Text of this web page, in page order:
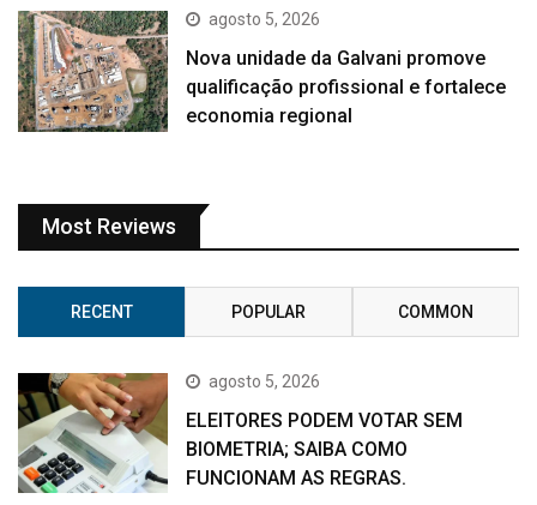
agosto 5, 2026
Nova unidade da Galvani promove
qualificação profissional e fortalece
economia regional
Most Reviews
RECENT POPULAR COMMON
agosto 5, 2026
ELEITORES PODEM VOTAR SEM
BIOMETRIA; SAIBA COMO
FUNCIONAM AS REGRAS.